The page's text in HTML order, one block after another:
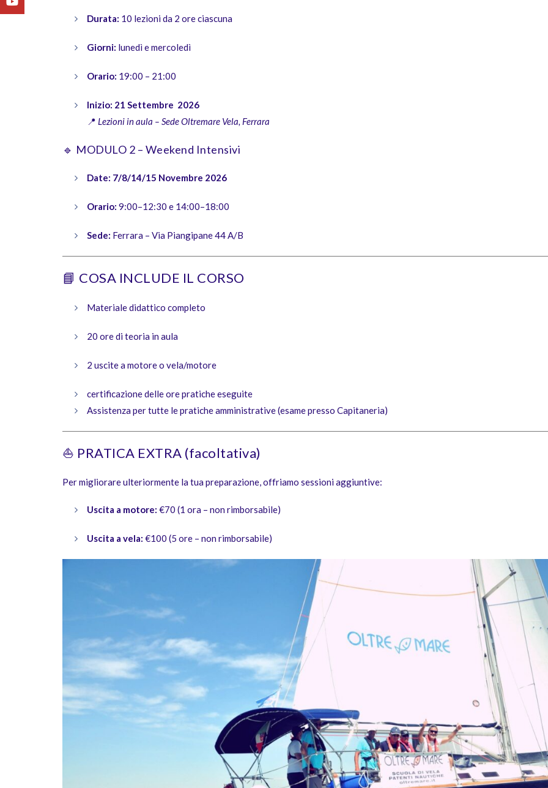
Durata: 10 lezioni da 2 ore ciascuna
Giorni: lunedì e mercoledì
Orario: 19:00 – 21:00
Inizio: 21 Settembre 2026
📍 Lezioni in aula – Sede Oltremare Vela, Ferrara
🔹 MODULO 2 – Weekend Intensivi
Date: 7/8/14/15 Novembre 2026
Orario: 9:00–12:30 e 14:00–18:00
Sede: Ferrara – Via Piangipane 44 A/B
📘 COSA INCLUDE IL CORSO
Materiale didattico completo
20 ore di teoria in aula
2 uscite a motore o vela/motore
certificazione delle ore pratiche eseguite
Assistenza per tutte le pratiche amministrative (esame presso Capitaneria)
⛵ PRATICA EXTRA (facoltativa)
Per migliorare ulteriormente la tua preparazione, offriamo sessioni aggiuntive:
Uscita a motore: €70 (1 ora – non rimborsabile)
Uscita a vela: €100 (5 ore – non rimborsabile)